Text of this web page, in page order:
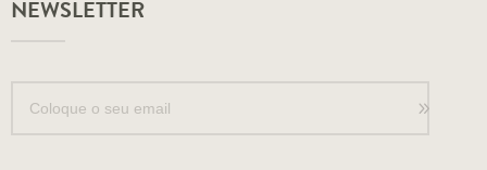
NEWSLETTER